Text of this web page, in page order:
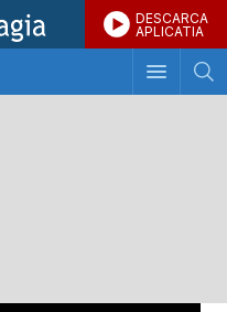
DESCARCA
APLICATIA